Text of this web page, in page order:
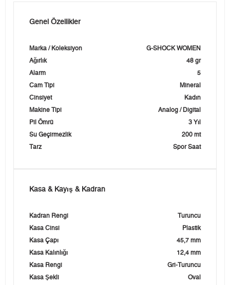
Genel Özellikler
Marka / Koleksiyon
G-SHOCK WOMEN
Ağırlık
48 gr
Alarm
5
Cam Tipi
Mineral
Cinsiyet
Kadın
Makine Tipi
Analog / Digital
Pil Ömrü
3 Yıl
Su Geçirmezlik
200 mt
Tarz
Spor Saat
Kasa & Kayış & Kadran
Kadran Rengi
Turuncu
Kasa Cinsi
Plastik
Kasa Çapı
45,7 mm
Kasa Kalınlığı
12,4 mm
Kasa Rengi
Gri-Turuncu
Kasa Şekli
Oval